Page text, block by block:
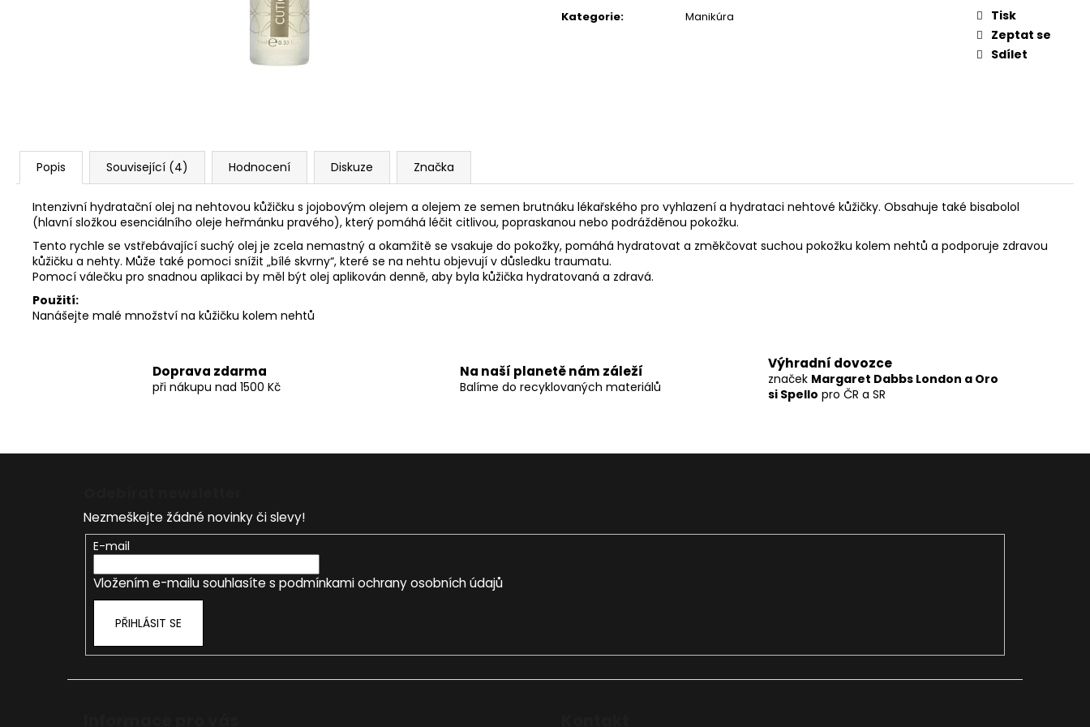
cena:
Kategorie: Manikúra
Tisk
Zeptat se
Sdílet
Popis Související (4) Hodnocení Diskuze Značka
Intenzivní hydratační olej na nehtovou kůžičku s jojobovým olejem a olejem ze semen brutnáku lékařského pro vyhlazení a hydrataci nehtové kůžičky. Obsahuje také bisabolol
(hlavní složkou esenciálního oleje heřmánku pravého), který pomáhá léčit citlivou, popraskanou nebo podrážděnou pokožku.
Tento rychle se vstřebávající suchý olej je zcela nemastný a okamžitě se vsakuje do pokožky, pomáhá hydratovat a změkčovat suchou pokožku kolem nehtů a podporuje zdravou
kůžičku a nehty. Může také pomoci snížit „bílé skvrny“, které se na nehtu objevují v důsledku traumatu.
Pomocí válečku pro snadnou aplikaci by měl být olej aplikován denně, aby byla kůžička hydratovaná a zdravá.
Použití:
Nanášejte malé množství na kůžičku kolem nehtů
Doprava zdarma
při nákupu nad 1500 Kč
Na naší planetě nám záleží
Balíme do recyklovaných materiálů
Výhradní dovozce
značek Margaret Dabbs London a Oro
si Spello pro ČR a SR
REGENERAČNÍ SÉRUM NA
Z
Nezmeškejte žádné novinky či slevy!
E-mail
Vložením e-mailu souhlasíte s podmínkami ochrany osobních údajů
PŘIHLÁSIT SE